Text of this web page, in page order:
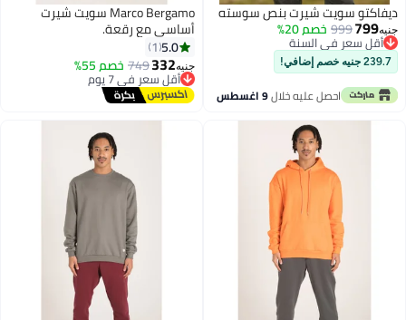
سويت شيرت بنص سوسته
799
999خصم 20%
أقل سعر في السنة
أقل سعر في السنة
239.7 جنيه خصم إضافي!
احصل عليه خلال9 اغسطس
Marco Bergamo سويت شيرت
أساسي مع رقعة.
5.0
1
جنيه332
749خصم 55%أقل سعر في 7 يوم
توصيل مجاني
أقل سعر في 7 يوم